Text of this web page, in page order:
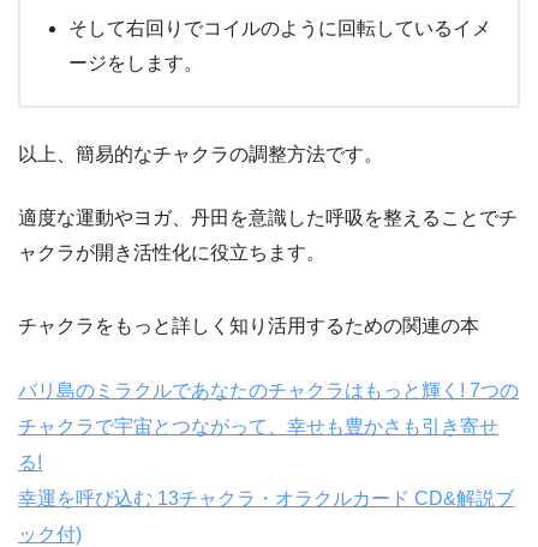
そして右回りでコイルのように回転しているイメ
ージをします。
以上、簡易的なチャクラの調整方法です。
適度な運動やヨガ、丹田を意識した呼吸を整えることでチ
ャクラが開き活性化に役立ちます。
チャクラをもっと詳しく知り活用するための関連の本
バリ島のミラクルであなたのチャクラはもっと輝く! 7つの
チャクラで宇宙とつながって、幸せも豊かさも引き寄せ
る!
幸運を呼び込む 13チャクラ・オラクルカード CD&解説ブ
ック付)